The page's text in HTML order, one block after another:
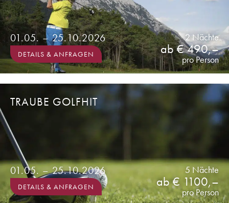
pro Person
ab € 490,–
2 Nächte
DETAILS & ANFRAGEN
01.05. – 25.10.2026
pro Person
ab € 1100,–
5 Nächte
DETAILS & ANFRAGEN
01.05. – 25.10.2026
TRAUBE GOLFHIT